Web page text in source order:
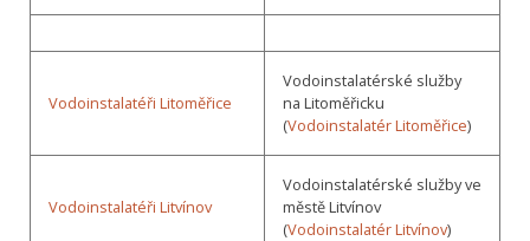
Vodoinstalatéři Litoměřice
Vodoinstalatérské služby
na Litoměřicku
(Vodoinstalatér Litoměřice)
Vodoinstalatéři Litvínov
Vodoinstalatérské služby ve
městě Litvínov
(Vodoinstalatér Litvínov)